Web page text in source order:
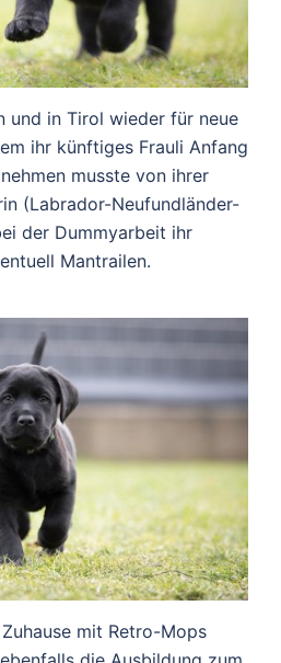
und in Tirol wieder für neue
ihr künftiges Frauli Anfang
musste von ihrer
(Labrador-Neufundländer-
der Dummyarbeit ihr
Mantrailen.
mit Retro-Mops